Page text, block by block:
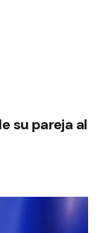
su pareja al